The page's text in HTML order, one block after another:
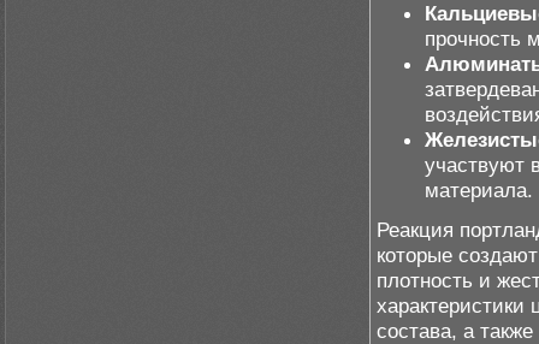
прочность
участвуют
материала.
Реакция
которые
плотность и
характеристики
состава, а